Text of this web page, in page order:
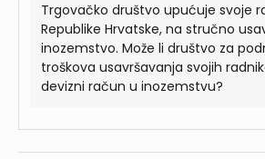
Trgovačko društvo upućuje svoje
Republike Hrvatske, na stručno
inozemstvo. Može li društvo za
troškova usavršavanja svojih
devizni račun u inozemstvu?